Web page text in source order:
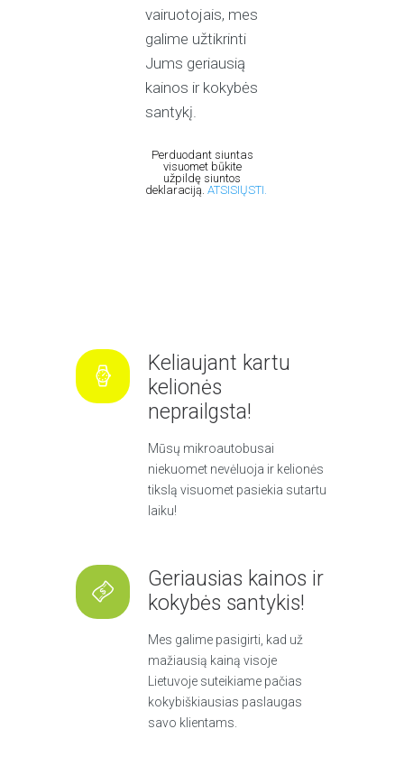
vairuotojais, mes
galime užtikrinti
Jums geriausią
kainos ir kokybės
santykį.
Perduodant siuntas
visuomet būkite
užpildę siuntos
deklaraciją. ATSISIŲSTI.
Keliaujant kartu
kelionės
neprailgsta!
Mūsų mikroautobusai
niekuomet nevėluoja ir kelionės
tikslą visuomet pasiekia sutartu
laiku!
Geriausias kainos ir
kokybės santykis!
Mes galime pasigirti, kad už
mažiausią kainą visoje
Lietuvoje suteikiame pačias
kokybiškiausias paslaugas
savo klientams.